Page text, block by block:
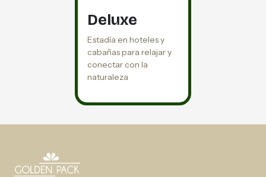
Deluxe
Estadía en hoteles y
cabañas para relajar y
conectar con la
naturaleza